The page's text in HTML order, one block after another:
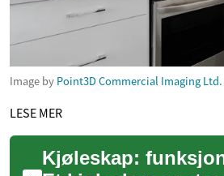
Image by Point3D Commercial Imaging Ltd.
LESE MER